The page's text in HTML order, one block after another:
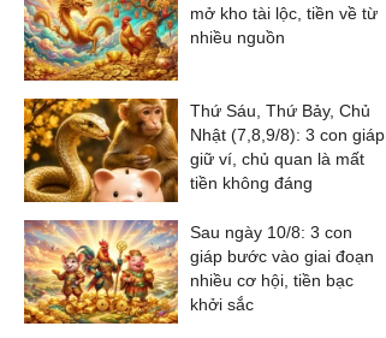
mở kho tài lộc, tiền về từ
nhiều nguồn
Thứ Sáu, Thứ Bảy, Chủ
Nhật (7,8,9/8): 3 con giáp
giữ ví, chủ quan là mất
tiền không đáng
Sau ngày 10/8: 3 con
giáp bước vào giai đoạn
nhiều cơ hội, tiền bạc
khởi sắc